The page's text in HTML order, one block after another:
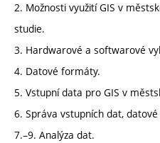
2. Možnosti využití GIS v
studie.
3. Hardwarové a softwarové
4. Datové formáty.
5. Vstupní data pro GIS v
6. Správa vstupních dat, datové
7.–9. Analýza dat.